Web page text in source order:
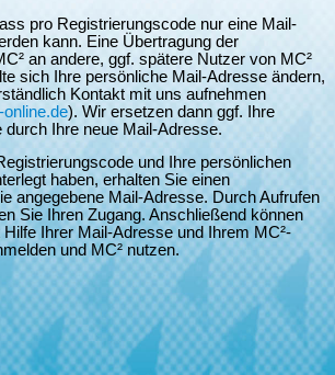
pro Registrierungscode nur eine Mail-
kann. Eine Übertragung der
an andere, ggf. spätere Nutzer von MC²
sich Ihre persönliche Mail-Adresse ändern,
Kontakt mit uns aufnehmen
). Wir ersetzen dann ggf. Ihre
Ihre neue Mail-Adresse.
und Ihre persönlichen
haben, erhalten Sie einen
angegebene Mail-Adresse. Durch Aufrufen
Sie Ihren Zugang. Anschließend können
Ihrer Mail-Adresse und Ihrem MC²-
und MC² nutzen.